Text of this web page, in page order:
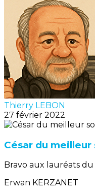
Thierry LEBON
27 février 2022
César du meilleur
Bravo aux lauréats
Erwan KERZANET